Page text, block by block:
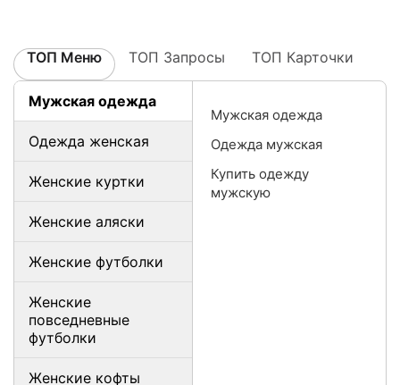
ТОП Меню ТОП Запросы ТОП Карточки
Мужская одежда
Одежда женская
Женские куртки
Женские аляски
Женские футболки
Женские
повседневные
футболки
Женские кофты
Мужская одежда
Одежда мужская
Купить одежду
мужскую